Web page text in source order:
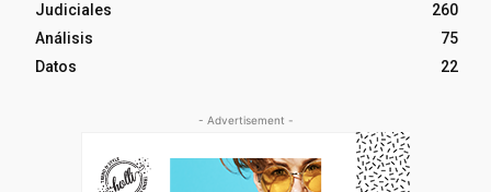
Judiciales
260
Análisis
75
Datos
22
- Advertisement -